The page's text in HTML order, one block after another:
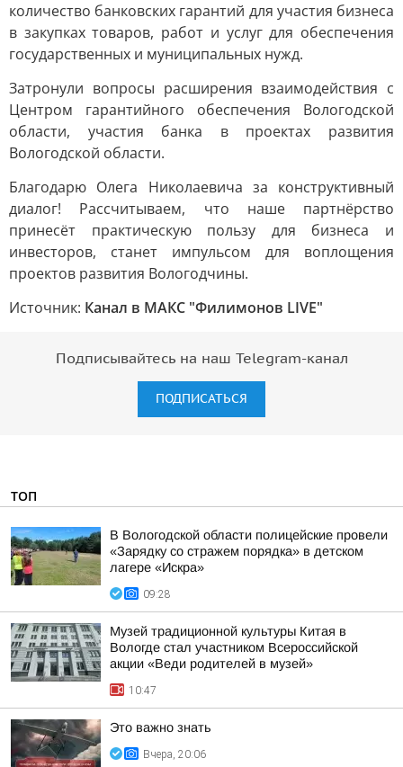
количество банковских гарантий для участия бизнеса
в закупках товаров, работ и услуг для обеспечения
государственных и муниципальных нужд.
Затронули вопросы расширения взаимодействия с
Центром гарантийного обеспечения Вологодской
области, участия банка в проектах развития
Вологодской области.
Благодарю Олега Николаевича за конструктивный
диалог! Рассчитываем, что наше партнёрство
принесёт практическую пользу для бизнеса и
инвесторов, станет импульсом для воплощения
проектов развития Вологодчины.
Источник: Канал в МАКС "Филимонов LIVE"
Подписывайтесь на наш Telegram-канал
ПОДПИСАТЬСЯ
ТОП
В Вологодской области полицейские провели
«Зарядку со стражем порядка» в детском
лагере «Искра»
09:28
Музей традиционной культуры Китая в
Вологде стал участником Всероссийской
акции «Веди родителей в музей»
10:47
Это важно знать
Вчера, 20:06